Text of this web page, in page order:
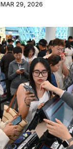
MAR 29, 2026